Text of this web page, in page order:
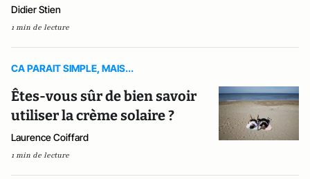
Didier Stien
1 min de lecture
CA PARAIT SIMPLE, MAIS...
Êtes-vous sûr de bien savoir
utiliser la crème solaire ?
Laurence Coiffard
1 min de lecture